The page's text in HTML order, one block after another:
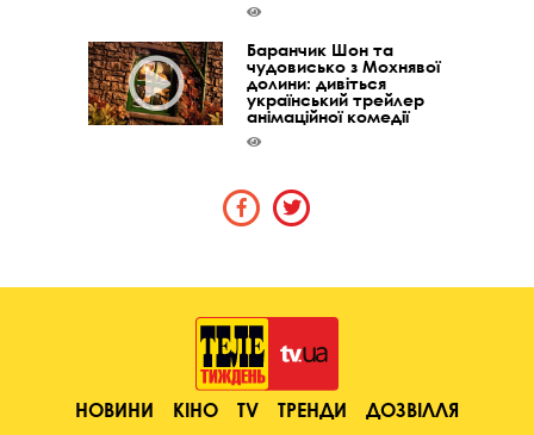
Баранчик Шон та
чудовисько з Мохнявої
долини: дивіться
український трейлер
анімаційної комедії
НОВИНИ КІНО TV ТРЕНДИ
ДОЗВІЛЛЯ